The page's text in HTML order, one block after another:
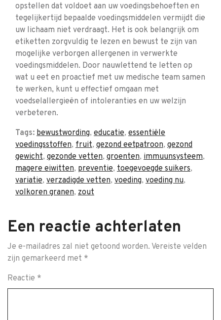
opstellen dat voldoet aan uw voedingsbehoeften en
tegelijkertijd bepaalde voedingsmiddelen vermijdt die
uw lichaam niet verdraagt. Het is ook belangrijk om
etiketten zorgvuldig te lezen en bewust te zijn van
mogelijke verborgen allergenen in verwerkte
voedingsmiddelen. Door nauwlettend te letten op
wat u eet en proactief met uw medische team samen
te werken, kunt u effectief omgaan met
voedselallergieën of intoleranties en uw welzijn
verbeteren.
Tags: bewustwording, educatie, essentiële
voedingsstoffen, fruit, gezond eetpatroon, gezond
gewicht, gezonde vetten, groenten, immuunsysteem,
magere eiwitten, preventie, toegevoegde suikers,
variatie, verzadigde vetten, voeding, voeding nu,
volkoren granen, zout
Een reactie achterlaten
Je e-mailadres zal niet getoond worden. Vereiste velden
zijn gemarkeerd met *
Reactie *